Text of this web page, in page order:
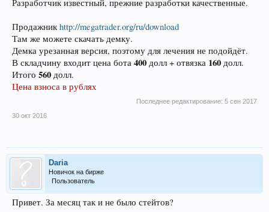
Разработчик известный, прежние разработки качественные.
Продажникhttp://megatrader.org/ru/download
Там же можете скачать демку.
Демка урезанная версия, поэтому для лечения не подойдёт.
В складчину входит цена бота 400 долл + отвязка 160 долл.
Итого 560 долл.
Цена взноса в рублях
Последнее редактирование: 5 сен 2017
30 окт 2016
Daria
Новичок на бирже
Пользователь
Привет. За месяц так и не было стейтов?